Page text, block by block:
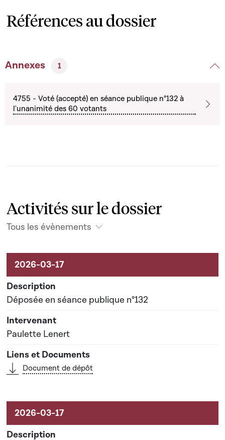
Références au dossier
Annexes 1
4755 - Voté (accepté) en séance publique n°132 à
l'unanimité des 60 votants
Activités sur le dossier
Tous les évènements
Activités sur le dossier
Déposée en séance publique n°132
Paulette Lenert
Document de dépôt